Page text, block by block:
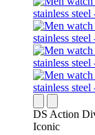
DS Action
Iconic